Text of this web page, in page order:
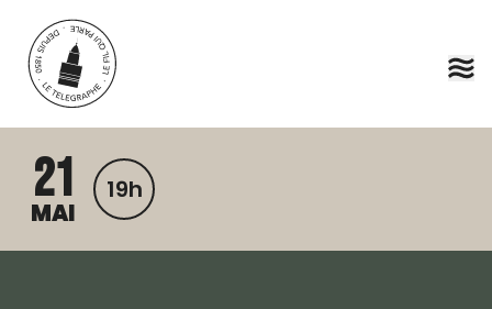
Aller au contenu principal
21
MAI
19h